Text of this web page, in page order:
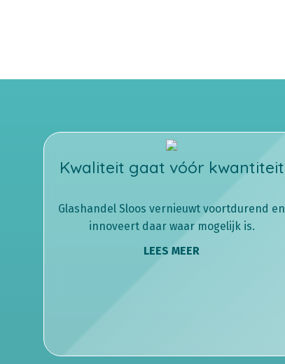
Kwaliteit gaat vóór kwantiteit
Glashandel Sloos vernieuwt voortdurend en
innoveert daar waar mogelijk is.
LEES MEER